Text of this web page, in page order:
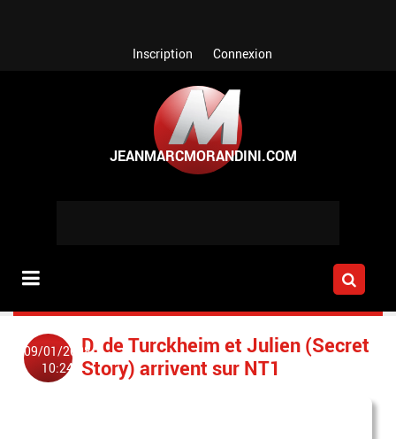
Inscription Connexion
09/01/2008
10:24
D. de Turckheim et Julien (Secret
Story) arrivent sur NT1